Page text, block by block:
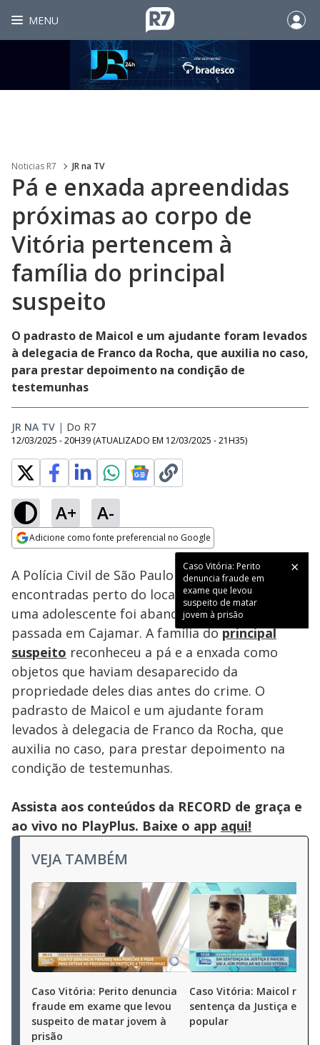
MENU
Noticias R7 JR na TV
Pá e enxada apreendidas
próximas ao corpo de
Vitória pertencem à
família do principal
suspeito
O padrasto de Maicol e um ajudante foram levados
à delegacia de Franco da Rocha, que auxilia no caso,
para prestar depoimento na condição de
testemunhas
JR NA TV | Do R7
12/03/2025 - 20H39 (ATUALIZADO EM 12/03/2025 - 21H35)
A+ A-
Adicione como fonte preferencial no Google
Caso Vitória: Perito
denuncia fraude em
exame que levou
suspeito de matar
jovem à prisão
Ativar
Loaded
62.42%
A Polícia Civil de São Paulo analisa ferramentas
encontradas perto do local onde o corpo de
uma adolescente foi abandonado na semana
passada em Cajamar. A família doprincipal
suspeito reconheceu a pá e a enxada como
objetos que haviam desaparecido da
propriedade deles dias antes do crime. O
padrasto de Maicol e um ajudante foram
levados à delegacia de Franco da Rocha, que
auxilia no caso, para prestar depoimento na
condição de testemunhas.
Assista aos conteúdos da RECORD de graça e
ao vivo no PlayPlus. Baixe o app aqui!
VEJA TAMBÉM
Caso Vitória: Perito denuncia
fraude em exame que levou
suspeito de matar jovem à
prisão
Caso Vitória: Maicol
sentença da Justiça e vai
popular